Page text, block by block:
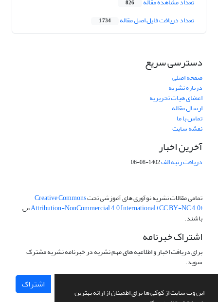
این وب سایت از کوکی ها برای اطمینان از ارائه بهترین
826
تعداد دریافت فایل اصل مقاله 1,734
دسترسی سریع
صفحه اصلی
درباره نشریه
اعضای هیات تحریریه
ارسال مقاله
تماس با ما
نقشه سایت
آخرین اخبار
دریافت رتبه الف1402-08-06
تمامی مقالات نشریه نوآوری های آموزشی تحتCreative Commons
Attribution-NonCommercial 4.0 International (CC BY-NC 4.0)می
باشند.
اشتراک خبرنامه
برای دریافت اخبار و اطلاعیه های مهم نشریه در خبرنامه نشریه مشترک
شوید.
اشتراک